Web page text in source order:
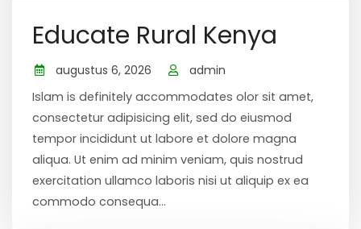
Educate Rural Kenya
augustus 6, 2026
admin
Islam is definitely accommodates olor sit amet,
consectetur adipisicing elit, sed do eiusmod
tempor incididunt ut labore et dolore magna
aliqua. Ut enim ad minim veniam, quis nostrud
exercitation ullamco laboris nisi ut aliquip ex ea
commodo consequa...